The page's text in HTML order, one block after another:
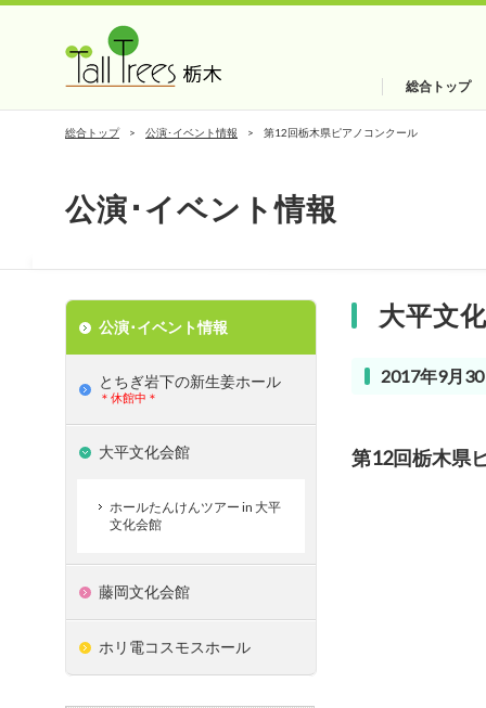
総合トップ
総合トップ 公演･イベント情報 第12回栃木県ピアノコンクール
公演･イベント情報
大平文
2017年9月
第12回栃木県
公演･イベント情報
とちぎ岩下の新⽣姜ホール
＊休館中＊
大平文化会館
ホールたんけんツアー in 大平
文化会館
藤岡文化会館
ホリ電コスモスホール